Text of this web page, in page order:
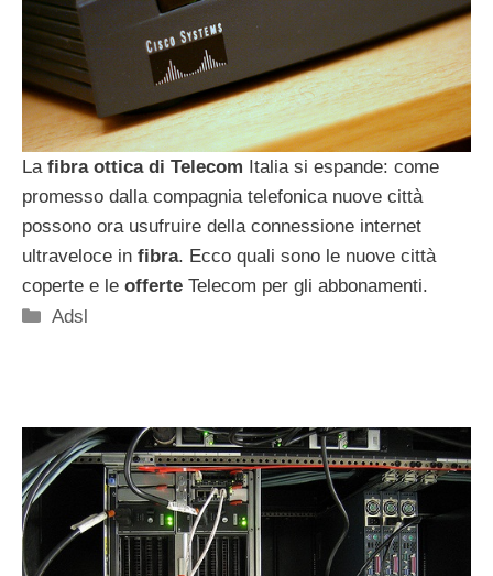
Lafibra ottica di Telecom Italia si espande: come
promesso dalla compagnia telefonica nuove città
possono ora usufruire della connessione internet
ultraveloce in fibra. Ecco quali sono le nuove città
coperte e le offerte Telecom per gli abbonamenti.
Categorie
Adsl